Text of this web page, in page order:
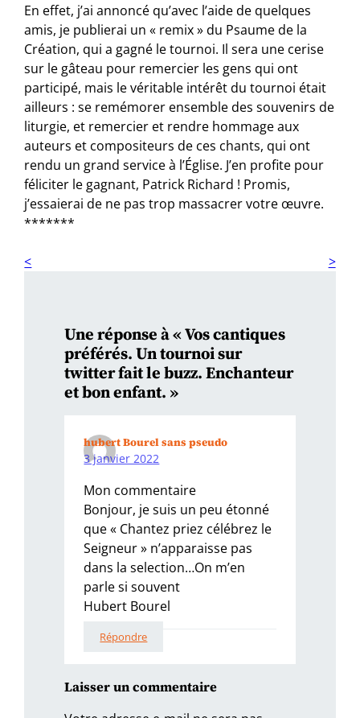
En effet, j’ai annoncé qu’avec l’aide de quelques
amis, je publierai un « remix » du Psaume de la
Création, qui a gagné le tournoi. Il sera une cerise
sur le gâteau pour remercier les gens qui ont
participé, mais le véritable intérêt du tournoi était
ailleurs : se remémorer ensemble des souvenirs de
liturgie, et remercier et rendre hommage aux
auteurs et compositeurs de ces chants, qui ont
rendu un grand service à l’Église. J’en profite pour
féliciter le gagnant, Patrick Richard ! Promis,
j’essaierai de ne pas trop massacrer votre œuvre.
*******
Une réponse à « Vos cantiques
préférés. Un tournoi sur
twitter fait le buzz. Enchanteur
et bon enfant. »
hubert Bourel sans pseudo
3 janvier 2022
Mon commentaire
Bonjour, je suis un peu étonné
que « Chantez priez célébrez le
Seigneur » n’apparaisse pas
dans la selection…On m’en
parle si souvent
Hubert Bourel
Répondre
Laisser un commentaire